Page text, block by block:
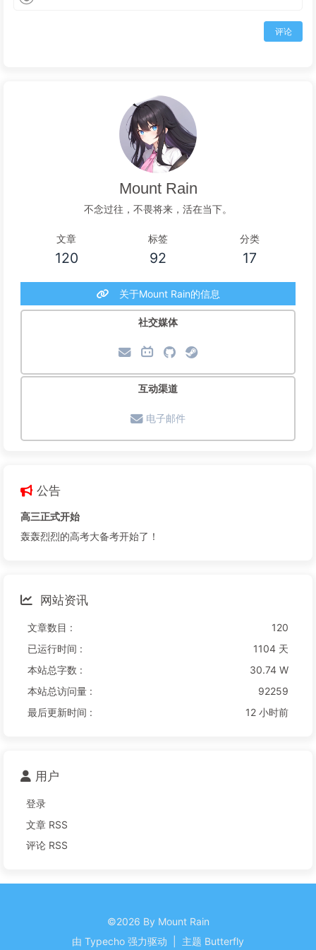
评论
Mount Rain
不念过往，不畏将来，活在当下。
文章
120
标签
92
分类
17
关于Mount Rain的信息
社交媒体
互动渠道
电子邮件
公告
高三正式开始
轰轰烈烈的高考大备考开始了！
网站资讯
文章数目 :
120
已运行时间 :
1104 天
本站总字数 :
30.74 W
本站总访问量 :
92259
最后更新时间 :
12 小时前
用户
登录
文章 RSS
评论 RSS
©2026 By Mount Rain
由 Typecho 强力驱动 主题 Butterfly